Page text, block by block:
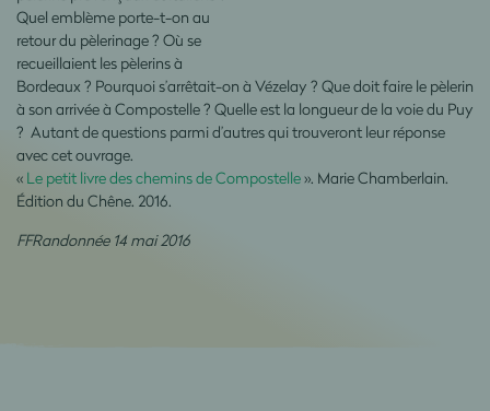
Quel emblème porte-t-on au
retour du pèlerinage ? Où se
recueillaient les pèlerins à
Bordeaux ? Pourquoi s’arrêtait-on à Vézelay ? Que doit faire le pèlerin
à son arrivée à Compostelle ? Quelle est la longueur de la voie du Puy
? Autant de questions parmi d’autres qui trouveront leur réponse
avec cet ouvrage.
« Le petit livre des chemins de Compostelle». Marie Chamberlain.
Édition du Chêne. 2016.
FFRandonnée 14 mai 2016